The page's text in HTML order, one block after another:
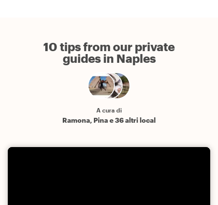
10 tips from our private
guides in Naples
A cura di
Ramona, Pina e 36 altri local